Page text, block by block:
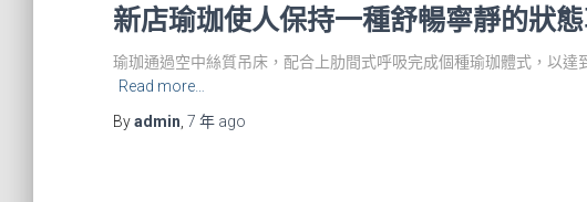
新店瑜珈使人保持一種舒暢寧靜的狀
瑜珈通過空中絲質吊床，配合上肋間式呼吸完成個種瑜珈體式，以
Read more…
Byadmin 7 年 ago